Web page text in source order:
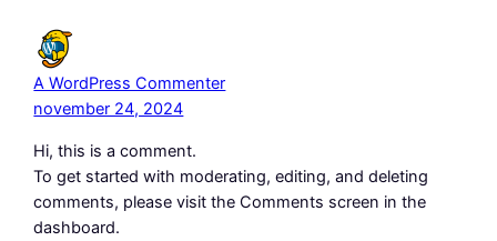
A WordPress Commenter
november 24, 2024
Hi, this is a comment.
To get started with moderating, editing, and deleting
comments, please visit the Comments screen in the
dashboard.